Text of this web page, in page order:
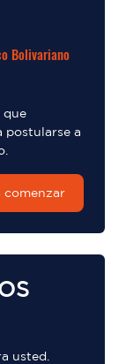
Bolivariano
que
postularse a
comenzar
usted.